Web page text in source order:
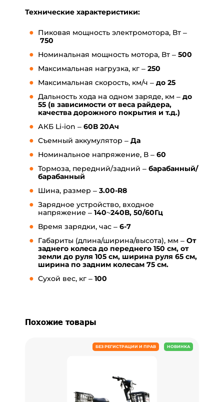
Технические характеристики:
Пиковая мощность электромотора, Вт –
750
Номинальная мощность мотора, Вт – 500
Максимальная нагрузка, кг – 250
Максимальная скорость, км/ч – до 25
Дальность хода на одном заряде, км – до
55 (в зависимости от веса райдера,
качества дорожного покрытия и т.д.)
АКБ Li-ion – 60В 20Ач
Съемный аккумулятор – Да
Номинальное напряжение, В – 60
Тормоза, передний/задний – барабанный/
барабанный
Шина, размер – 3.00-R8
Зарядное устройство, входное
напряжение – 140~240В, 50/60Гц
Время зарядки, час – 6-7
Габариты (длина/ширина/высота), мм – От
заднего колеса до переднего 150 см, от
земли до руля 105 см, ширина руля 65 см,
ширина по задним колесам 75 см.
Сухой вес, кг – 100
Похожие товары
БЕЗ РЕГИСТРАЦИИ И ПРАВ НОВИНКА